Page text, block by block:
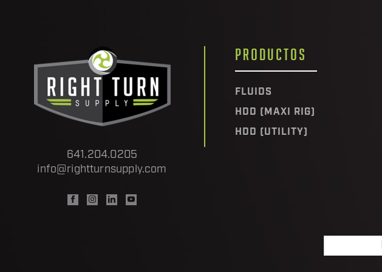
641.204.0205
info@rightturnsupply.com
PRODUCTOS
FLUIDS
HDD (MAXI RIG)
HDD (UTILITY)